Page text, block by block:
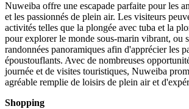
Nuweiba offre une escapade parfaite pour les
et les passionnés de plein air. Les visiteurs
activités telles que la plongée avec tuba et la
pour explorer le monde sous-marin vibrant, ou
randonnées panoramiques afin d'apprécier les
époustouflants. Avec de nombreuses
journée et de visites touristiques, Nuweiba
agréable remplie de loisirs de plein air et
Shopping